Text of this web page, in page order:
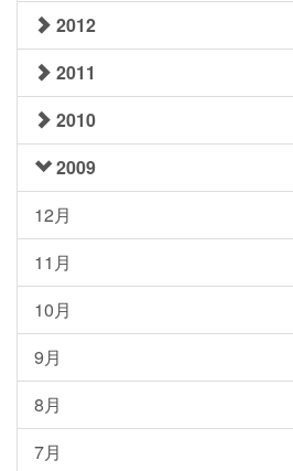
2012
2011
2010
2009
12月
11月
10月
9月
8月
7月